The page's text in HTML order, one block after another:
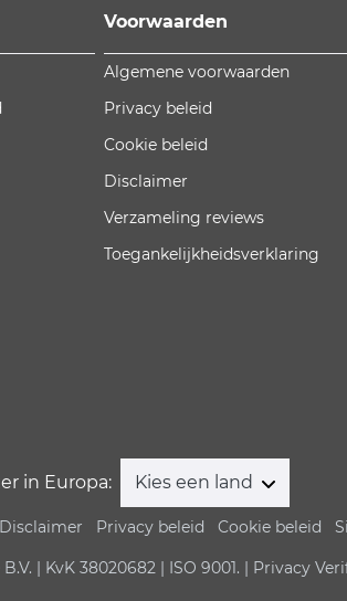
Voorwaarden
Algemene voorwaarden
Privacy beleid
Cookie beleid
Disclaimer
Verzameling reviews
Toegankelijkheidsverklaring
in Europa: Kies een land
Disclaimer Privacy beleid Cookie beleid
| KvK 38020682 | ISO 9001. | Privacy